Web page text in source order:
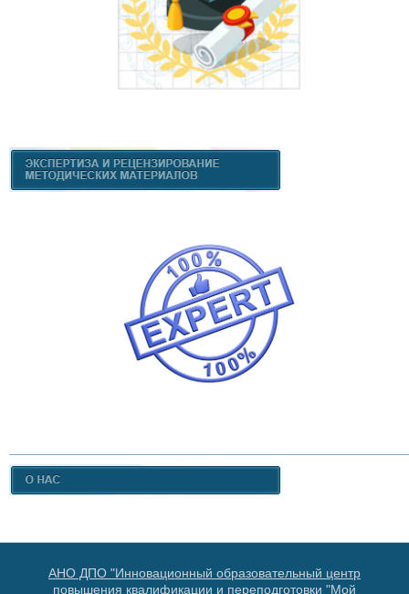
АНО ДПО "Инновационный образовательный центр
повышения квалификации и переподготовки "Мой